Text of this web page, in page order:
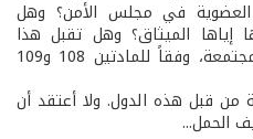
العضوية في مجلس الأمن؟ وهل
إياها الميثاق؟ وهل تقبل هذا
التعديل الذي يتطلب موافقتها مجتمعة، وفقاً للمادتين 108 و109
من قبل هذه الدول. ولا أعتقد أن
الحمل...